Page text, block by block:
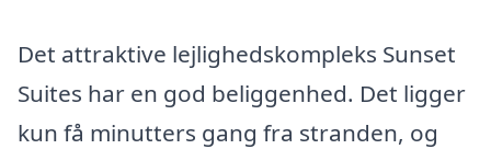
Det attraktive lejlighedskompleks Sunset
Suites har en god beliggenhed. Det ligger
kun få minutters gang fra stranden, og